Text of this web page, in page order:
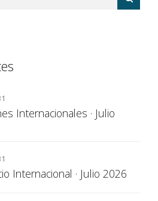
Internacionales · Julio
Internacional · Julio 2026